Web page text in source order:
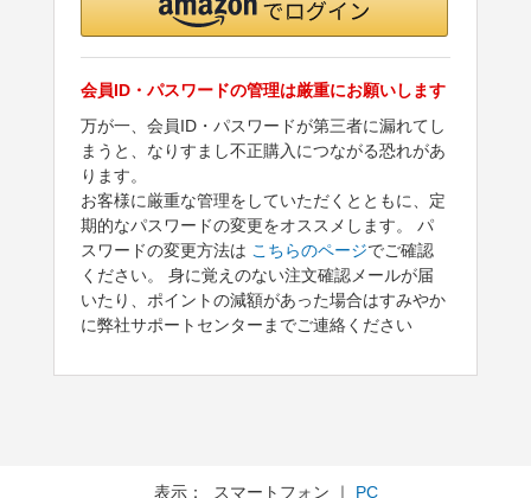
会員ID・パスワードの管理は厳重にお願いします
万が一、会員ID・パスワードが第三者に漏れてし
まうと、なりすまし不正購入につながる恐れがあ
ります。
お客様に厳重な管理をしていただくとともに、定
期的なパスワードの変更をオススメします。 パ
スワードの変更方法は こちらのページでご確認
ください。 身に覚えのない注文確認メールが届
いたり、ポイントの減額があった場合はすみやか
に弊社サポートセンターまでご連絡ください
表示： スマートフォン ｜ PC